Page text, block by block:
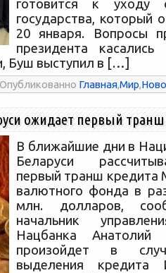
готовится к уходу
государства, который
20 января. Вопросы
президента касались
Буш выступил в […]
Главная,Мир,
ожидает первый
В ближайшие дни в
Беларуси
первый транш кредита
валютного фонда в
млн. долларов,
начальник
Нацбанка Анатолий
произойдет в
выделения кредита